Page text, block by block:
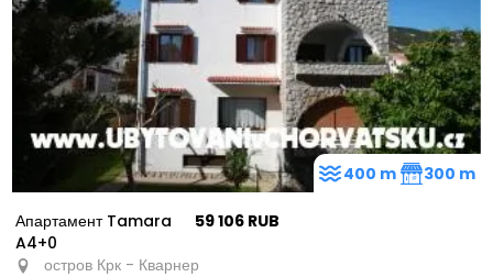
Апартамент Tamara
A4+0
59 106 RUB
остров Крк - Кварнер
400 m 300 m